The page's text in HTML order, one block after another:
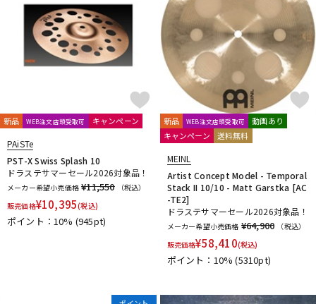
新品 WEB注文店頭受取可 キャンペーン
PAiSTe
PST-X Swiss Splash 10
ドラステサマーセール2026対象品！
メーカー希望小売価格 ¥11,550
（税込）
販売価格¥10,395(税込)
ポイント：10% (945pt)
新品 WEB注文店頭受取可
動画あり
キャンペーン
送料無料
MEINL
Artist Concept Model - Temporal
Stack II 10/10 - Matt Garstka [AC
-TE2]
ドラステサマーセール2026対象品！
メーカー希望小売価格 ¥64,900
（税込）
販売価格¥58,410(税込)
ポイント：10%(5310pt)